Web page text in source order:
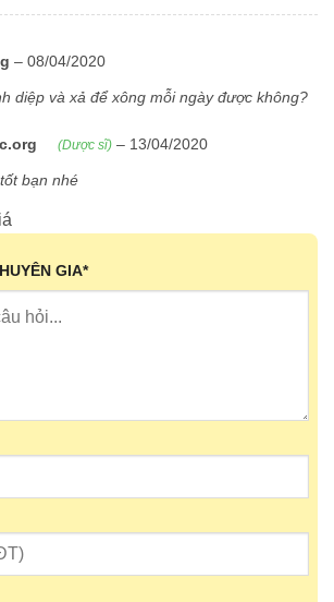
– 08/04/2020
diệp và xả để xông mỗi ngày được không?
(Dược sĩ) – 13/04/2020
bạn nhé
GIA*